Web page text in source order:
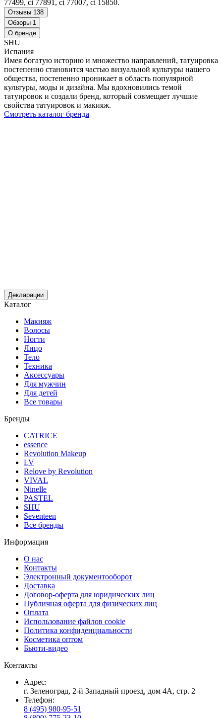
77499, ci 77891, ci 77007, ci 15850.
Отзывы 138
Обзоры 1
О бренде
SHU
Испания
Имея богатую историю и множество направлений, татуировка
постепенно становится частью визуальной культуры нашего
общества, постепенно проникает в область популярной
культуры, моды и дизайна. Мы вдохновились темой
татуировок и создали бренд, который совмещает лучшие
свойства татуировок и макияж.
Смотреть каталог бренда
Декларации
Каталог
Макияж
Волосы
Ногти
Лицо
Тело
Техника
Аксессуары
Для мужчин
Для детей
Все товары
Бренды
CATRICE
essence
Revolution Makeup
LV
Relove by Revolution
VIVAL
Ninelle
PASTEL
SHU
Seventeen
Все бренды
Информация
О нас
Контакты
Электронный документооборот
Доставка
Договор-оферта для юридических лиц
Публичная оферта для физических лиц
Оплата
Использование файлов cookie
Политика конфиденциальности
Косметика оптом
Бьюти-видео
Контакты
Адрес:
г. Зеленоград, 2-й Западный проезд, дом 4А, стр. 2
Телефон:
8 (495) 980-95-51